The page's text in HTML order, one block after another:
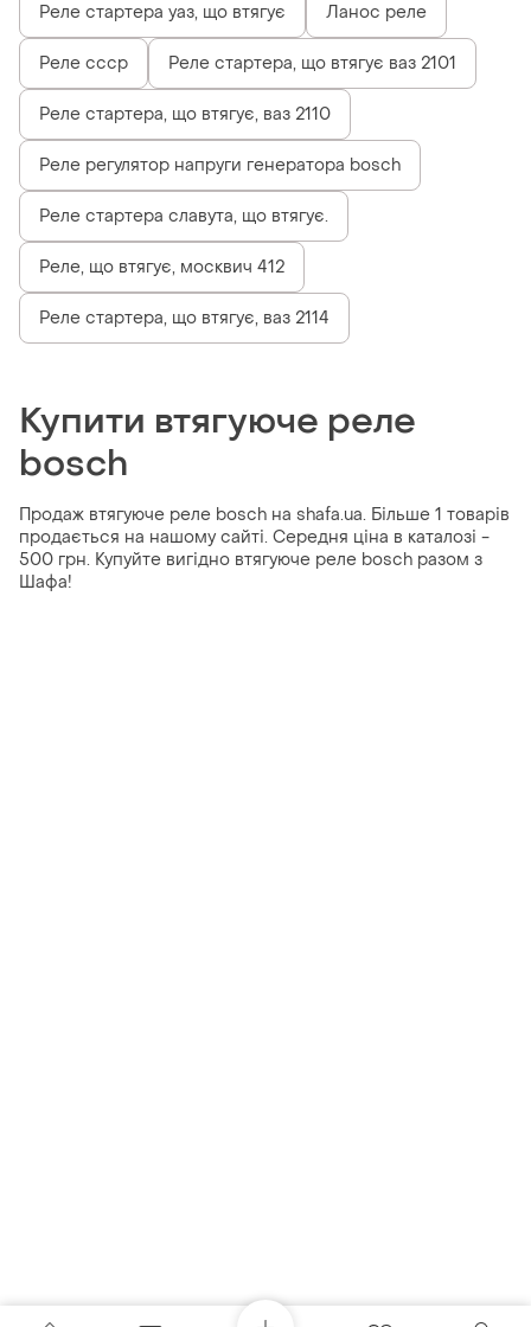
Реле стартера уаз, що втягує Ланос реле
Реле ссср Реле стартера, що втягує ваз 2101
Реле стартера, що втягує, ваз 2110
Реле регулятор напруги генератора bosch
Реле стартера славута, що втягує.
Реле, що втягує, москвич 412
Реле стартера, що втягує, ваз 2114
Купити втягуюче реле
bosch
Продаж втягуюче реле bosch на shafa.ua. Більше 1 товарів
продається на нашому сайті. Середня ціна в каталозі -
500 грн. Купуйте вигідно втягуюче реле bosch разом з
Шафа!